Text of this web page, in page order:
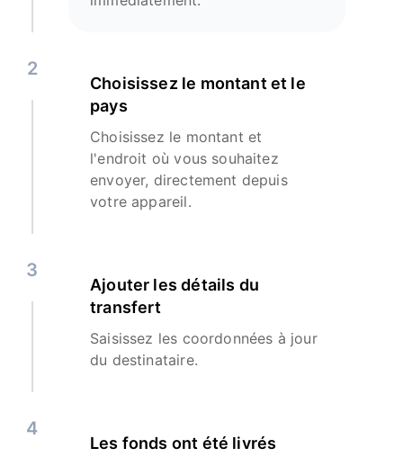
2
Choisissez le montant et le
pays
Choisissez le montant et
l'endroit où vous souhaitez
envoyer, directement depuis
votre appareil.
3
Ajouter les détails du
transfert
Saisissez les coordonnées à jour
du destinataire.
4
Les fonds ont été livrés